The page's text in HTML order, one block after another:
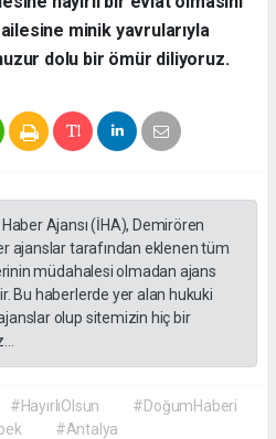
minik yavrularıyla
dolu bir ömür diliyoruz.
Ajansı (İHA), Demirören
ajanslar tarafından eklenen tüm
müdahalesi olmadan ajans
Bu haberlerde yer alan hukuki
olup sitemizin hiç bir
#HayırlıOlsun
#DoğumHaberi
#Antalya